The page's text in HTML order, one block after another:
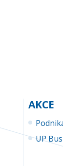
AKCE
UP